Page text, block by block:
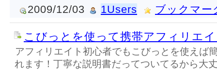
2009/12/03 1Users ブックマー
こびっとを使って携帯アフィリエ
アフィリエイト初心者でもこびっとを使えば
れます！丁寧な説明書だってついてるから大